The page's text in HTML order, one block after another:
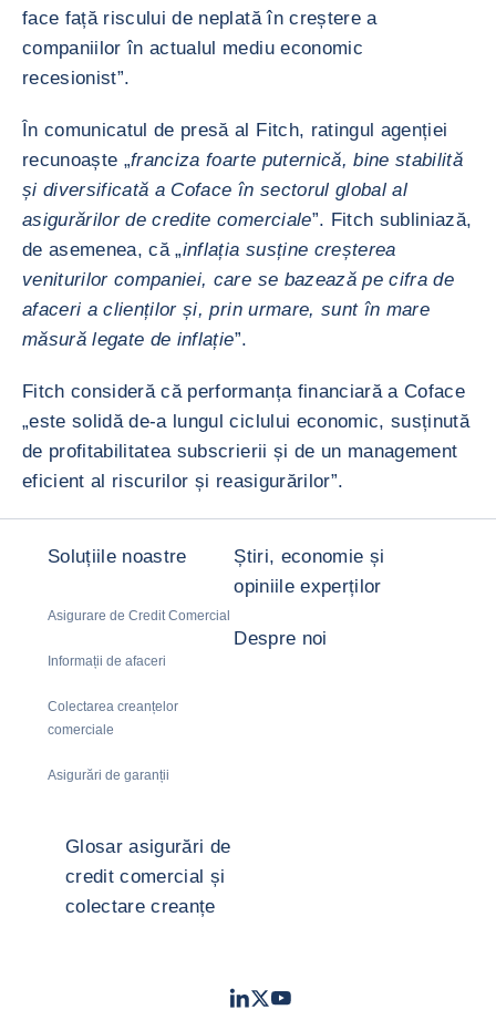
face față riscului de neplată în creștere a
companiilor în actualul mediu economic
recesionist”.
În comunicatul de presă al Fitch, ratingul agenției
recunoaște „franciza foarte puternică, bine stabilită
și diversificată a Coface în sectorul global al
asigurărilor de credite comerciale”. Fitch subliniază,
de asemenea, că „inflația susține creșterea
veniturilor companiei, care se bazează pe cifra de
afaceri a clienților și, prin urmare, sunt în mare
măsură legate de inflație”.
Fitch consideră că performanța financiară a Coface
„este solidă de-a lungul ciclului economic, susținută
de profitabilitatea subscrierii și de un management
eficient al riscurilor și reasigurărilor”.
Soluțiile noastre
Asigurare de Credit Comercial
Informații de afaceri
Colectarea creanțelor
comerciale
Asigurări de garanții
Știri, economie și
opiniile experților
Despre noi
Glosar asigurări de
credit comercial și
colectare creanțe
LinkedIn
TwitterYoutube